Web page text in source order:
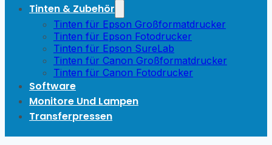
Tinten & Zubehör
Tinten für Epson Großformatdrucker
Tinten für Epson Fotodrucker
Tinten für Epson SureLab
Tinten für Canon Großformatdrucker
Tinten für Canon Fotodrucker
Software
Monitore Und Lampen
Transferpressen